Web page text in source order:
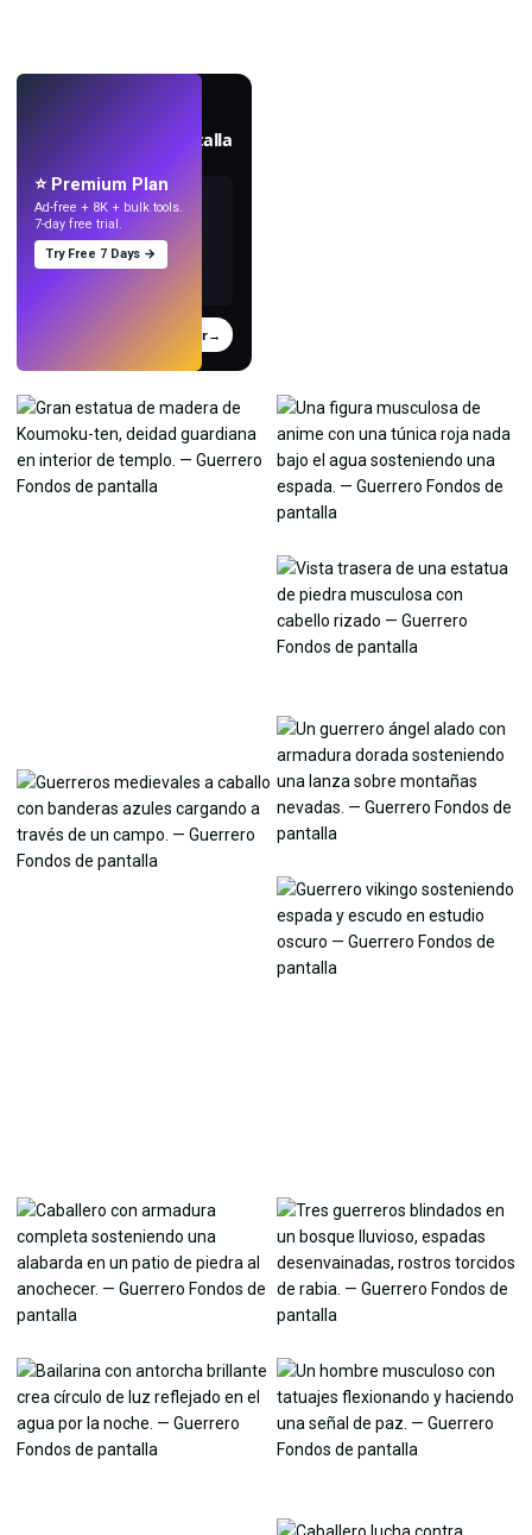
Crea fondos de pantalla
Probar→
⭐ Premium Plan
Ad-free + 8K + bulk tools.
7-day free trial.
Try Free 7 Days →